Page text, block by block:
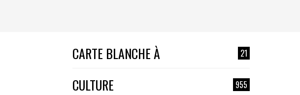
CARTE BLANCHE À 21
CULTURE 955